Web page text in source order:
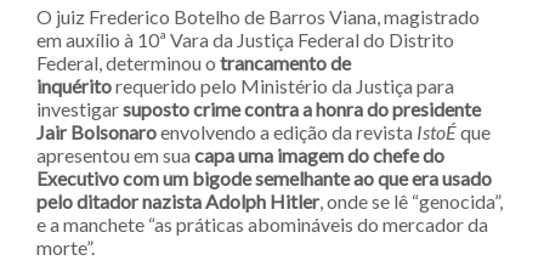
O juiz Frederico Botelho de Barros Viana, magistrado
em auxílio à 10ª Vara da Justiça Federal do Distrito
Federal, determinou o trancamento de
inquéritorequerido pelo Ministério da Justiça para
investigarsuposto crime contra a honra do presidente
Jair Bolsonaroenvolvendo a edição da revista IstoÉque
apresentou em sua capa uma imagem do chefe do
Executivo com um bigode semelhante ao que era usado
pelo ditador nazista Adolph Hitler, onde se lê “genocida”,
e a manchete “as práticas abomináveis do mercador da
morte”.